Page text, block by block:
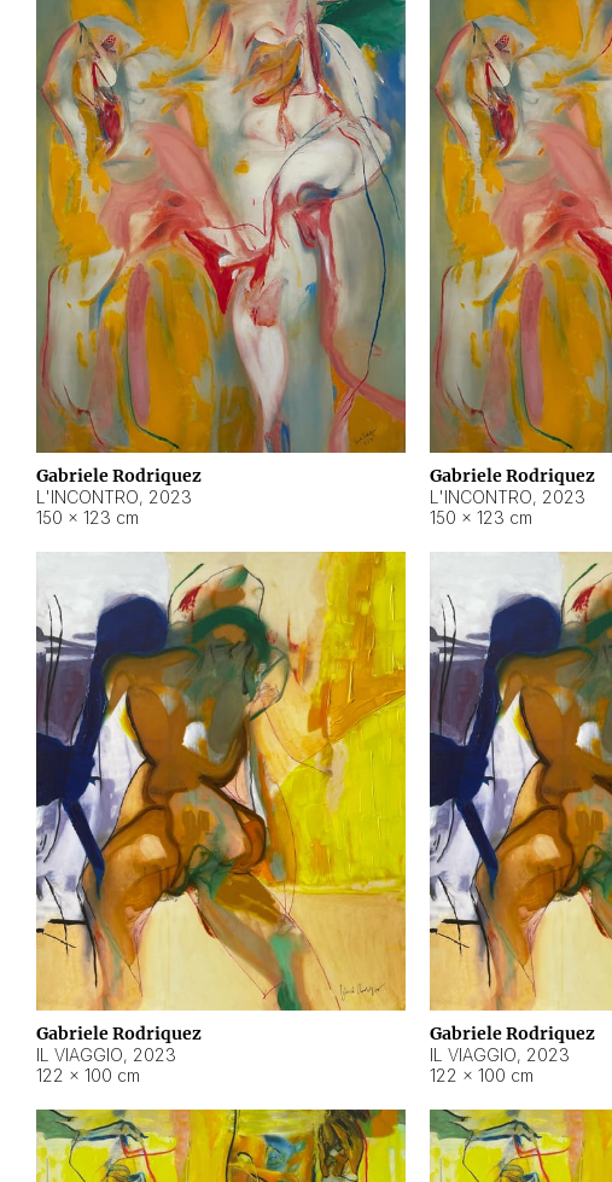
Gabriele Rodriquez
L'INCONTRO, 2023
150 × 123 cm
Gabriele Rodriquez
L'INCONTRO, 2023
150 × 123 cm
Gabriele Rodriquez
IL VIAGGIO, 2023
122 × 100 cm
Gabriele Rodriquez
IL VIAGGIO, 2023
122 × 100 cm